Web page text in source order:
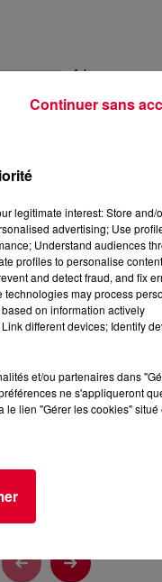
1 h
Google MIX :
MIX :
MIX
legitimate interest: Store and/
advertising; Use
Understand audiences
profiles to personalise
and detect fraud, and fix
may process
on information actively
different devices; Identify
et/ou partenaires dans
ne s'appliqueront
le lien "Gérer les cookies" situé
Continuer sans